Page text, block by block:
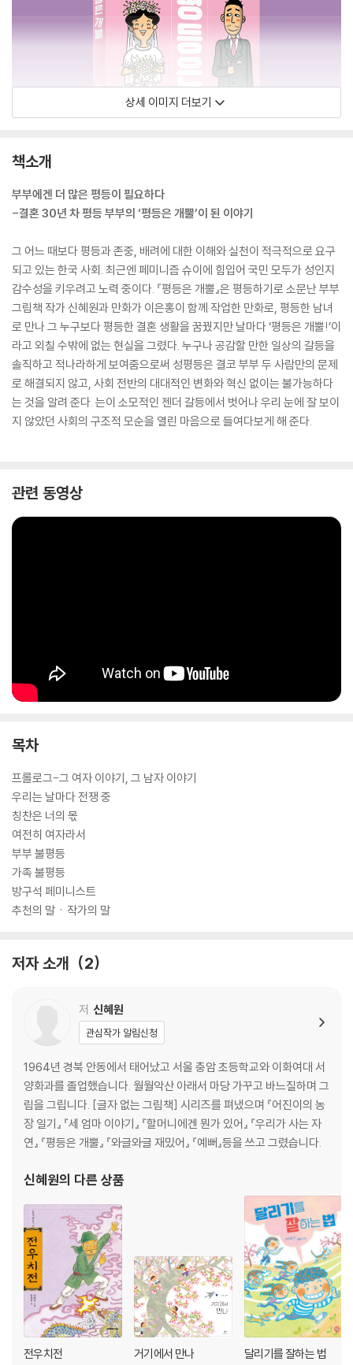
상세 이미지 더보기
책소개
부부에겐 더 많은 평등이 필요하다
-결혼 30년 차 평등 부부의 ‘평등은 개뿔’이 된 이야기
그 어느 때보다 평등과 존중, 배려에 대한 이해와 실천이 적극적으로 요구
되고 있는 한국 사회. 최근엔 페미니즘 슈이에 힘입어 국민 모두가 성인지
감수성을 키우려고 노력 중이다. 『평등은 개뿔』은 평등하기로 소문난 부부
그림책 작가 신혜원과 만화가 이은홍이 함께 작업한 만화로, 평등한 남녀
로 만나 그 누구보다 평등한 결혼 생활을 꿈꿨지만 날마다 ‘평등은 개뿔!’이
라고 외칠 수밖에 없는 현실을 그렸다. 누구나 공감할 만한 일상의 갈등을
솔직하고 적나라하게 보여줌으로써 성평등은 결코 부부 두 사람만의 문제
로 해결되지 않고, 사회 전반의 대대적인 변화와 혁신 없이는 불가능하다
는 것을 알려 준다. 는이 소모적인 젠더 갈등에서 벗어나 우리 눈에 잘 보이
지 않았던 사회의 구조적 모순을 열린 마음으로 들여다보게 해 준다.
관련 동영상
목차
프롤로그-그 여자 이야기, 그 남자 이야기
우리는 날마다 전쟁 중
칭찬은 너의 몫
여전히 여자라서
부부 불평등
가족 불평등
방구석 페미니스트
추천의 말ㆍ작가의 말
저자 소개 2
저 신혜원
관심작가 알림신청
1964년 경북 안동에서 태어났고 서울 충암 초등학교와 이화여대 서
양화과를 졸업했습니다. 월월악산 아래서 마당 가꾸고 바느질하며 그
림을 그립니다. [글자 없는 그림책] 시리즈를 펴냈으며 『어진이의 농
장 일기』 『세 엄마 이야기』 『할머니에겐 뭔가 있어』 『우리가 사는 자
연』 『평등은 개뿔』 『와글와글 재밌어』 『예뻐』등을 쓰고 그렸습니다.
신혜원의 다른 상품
전우치전 거기에서 만나 달리기를 잘하는 법